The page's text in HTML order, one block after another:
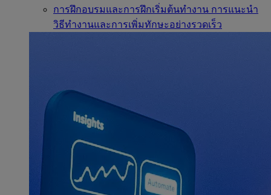
การฝึกอบรมและการฝึกเริ่มต้นทำงาน การแนะนำ
วิธีทำงานและการเพิ่มทักษะอย่างรวดเร็ว